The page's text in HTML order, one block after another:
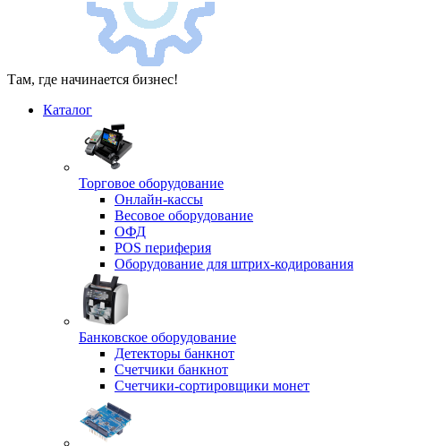
Там, где начинается бизнес!
Каталог
Торговое оборудование
Онлайн-кассы
Весовое оборудование
ОФД
POS периферия
Оборудование для штрих-кодирования
Банковское оборудование
Детекторы банкнот
Счетчики банкнот
Счетчики-сортировщики монет